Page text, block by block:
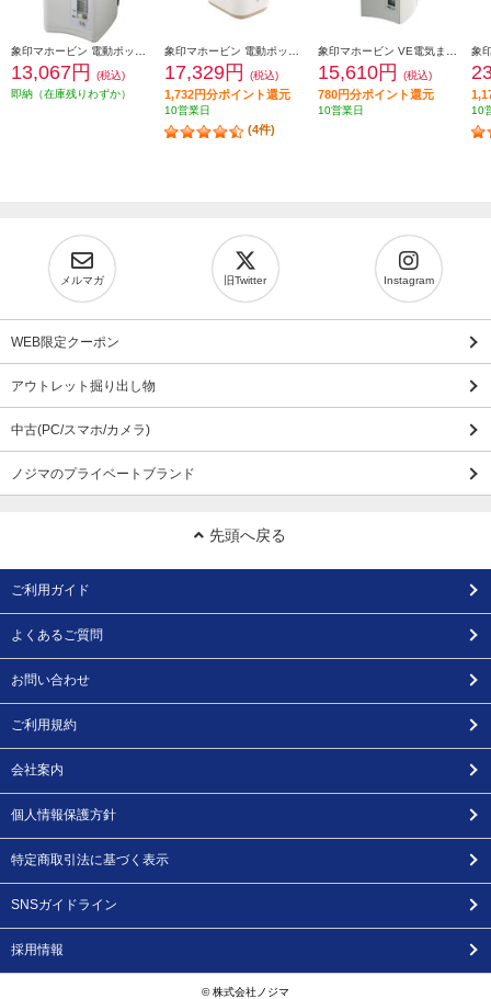
13,067円
(税込)
即納（在庫残りわずか）
17,329円 (税込)
1,732円分ポイント還元
10営業日
(4件)
15,610円 (税込)
780円分ポイント還元
10営業日 10
メルマガ 旧Twitter Instagram
WEB限定クーポン
アウトレット掘り出し物
中古(PC/スマホ/カメラ)
ノジマのプライベートブランド
先頭へ戻る
ご利用ガイド
よくあるご質問
お問い合わせ
ご利用規約
会社案内
個人情報保護方針
特定商取引法に基づく表示
SNSガイドライン
採用情報
© 株式会社ノジマ